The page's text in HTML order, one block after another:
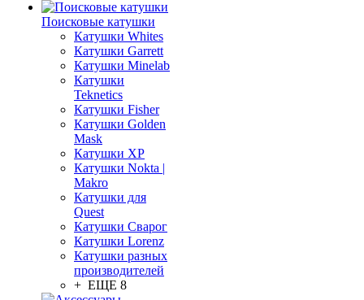
Поисковые катушки
Катушки Whites
Катушки Garrett
Катушки Minelab
Катушки
Teknetics
Катушки Fisher
Катушки Golden
Mask
Катушки XP
Катушки Nokta |
Makro
Катушки для
Quest
Катушки Сварог
Катушки Lorenz
Катушки разных
производителей
+ ЕЩЕ 8